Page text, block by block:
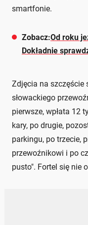
smartfonie.
Zobacz:Od roku
Dokładnie
Zdjęcia na szczęście
słowackiego
pierwsze, wpłata 12
kary, po drugie,
parkingu, po trzecie,
przewoźnikowi i po
pusto". Fortel się nie